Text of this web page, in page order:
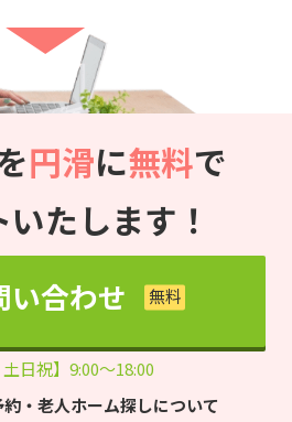
円滑に無料で
たします！
い合わせ
土日祝】9:00～18:00
・老人ホーム探しについて